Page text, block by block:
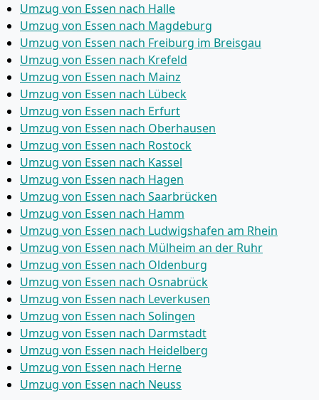
Umzug von Essen nach Halle
Umzug von Essen nach Magdeburg
Umzug von Essen nach Freiburg im Breisgau
Umzug von Essen nach Krefeld
Umzug von Essen nach Mainz
Umzug von Essen nach Lübeck
Umzug von Essen nach Erfurt
Umzug von Essen nach Oberhausen
Umzug von Essen nach Rostock
Umzug von Essen nach Kassel
Umzug von Essen nach Hagen
Umzug von Essen nach Saarbrücken
Umzug von Essen nach Hamm
Umzug von Essen nach Ludwigshafen am Rhein
Umzug von Essen nach Mülheim an der Ruhr
Umzug von Essen nach Oldenburg
Umzug von Essen nach Osnabrück
Umzug von Essen nach Leverkusen
Umzug von Essen nach Solingen
Umzug von Essen nach Darmstadt
Umzug von Essen nach Heidelberg
Umzug von Essen nach Herne
Umzug von Essen nach Neuss